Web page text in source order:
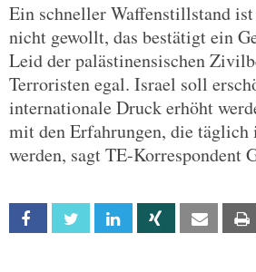
Ein schneller Waffenstillstand ist
nicht gewollt, das bestätigt ein
Leid der palästinensischen
Terroristen egal. Israel soll
internationale Druck erhöht
mit den Erfahrungen, die täglich
werden, sagt TE-Korrespondent
Facebook Twitter Linkedin Xing Email